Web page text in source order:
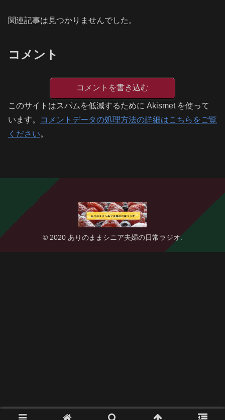
関連記事は見つかりませんでした。
コメント
コメントを書き込む
このサイトはスパムを低減するために Akismet を使って
います。
コメントデータの処理方法の詳細はこちらをご覧
ください。
© 2020 ありのままシニア夫婦の日常ラジオ.